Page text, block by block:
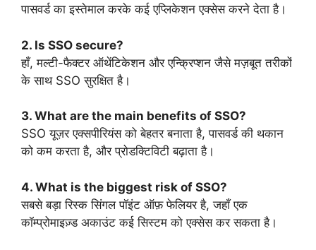
पासवर्ड का इस्तेमाल करके कई एप्लिकेशन एक्सेस करने देता है।
2. Is SSO secure?
हाँ, मल्टी-फैक्टर ऑथेंटिकेशन और एन्क्रिप्शन जैसे मज़बूत तरीकों
के साथ SSO सुरक्षित है।
3. What are the main benefits of SSO?
SSO यूज़र एक्सपीरियंस को बेहतर बनाता है, पासवर्ड की थकान
को कम करता है, और प्रोडक्टिविटी बढ़ाता है।
4. What is the biggest risk of SSO?
सबसे बड़ा रिस्क सिंगल पॉइंट ऑफ़ फेलियर है, जहाँ एक
कॉम्प्रोमाइज़्ड अकाउंट कई सिस्टम को एक्सेस कर सकता है।